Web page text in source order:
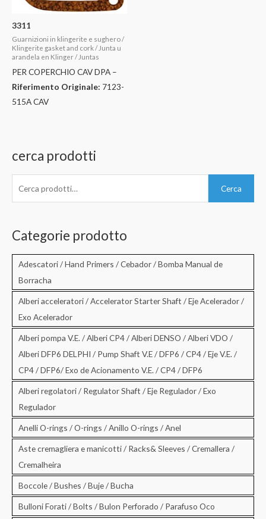
3311
Guarnizioni in klingerite e sughero /
Klingerite gasket and cork / Junta u
arandela en Klinger / Juntas
PER COPERCHIO CAV DPA –
Riferimento Originale: 7123-
515A CAV
cerca prodotti
c
Cerca
Categorie prodotto
Adescatori / Hand Primers / Cebador / Bomba Manual de
Borracha
Alberi acceleratori / Accelerator Starter Shaft / Eje Acelerador /
Exo Acelerador
Alberi pompa V.E. / Alberi CP4 / Alberi DENSO / Alberi VDO /
Alberi DFP6 DELPHI / Pump Shaft V.E / DFP6 / CP4 / Eje V.E. /
CP4 / DFP6/ Exo de Acionamento V.E. / CP4 / DFP6
Alberi regolatori / Regulator Shaft / Eje Regulador / Exo
Regulador
Anelli O-rings / O-rings / Anillo O-rings / Anel
Aste cremagliera e manicotti / Racks& Sleeves / Cremallera /
Cremalheira
Boccole / Bushes / Buje / Bucha
Bulloni Forati / Bolts / Bulon Perforado / Parafuso Oco